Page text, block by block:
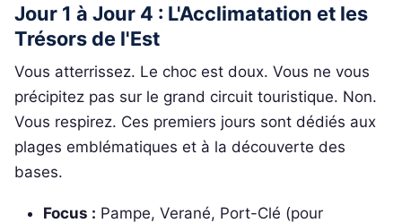
Jour 1 à Jour 4 : L'Acclimatation et les
Trésors de l'Est
Vous atterrissez. Le choc est doux. Vous ne vous
précipitez pas sur le grand circuit touristique. Non.
Vous respirez. Ces premiers jours sont dédiés aux
plages emblématiques et à la découverte des
bases.
Focus : Pampe, Verané, Port-Clé (pour